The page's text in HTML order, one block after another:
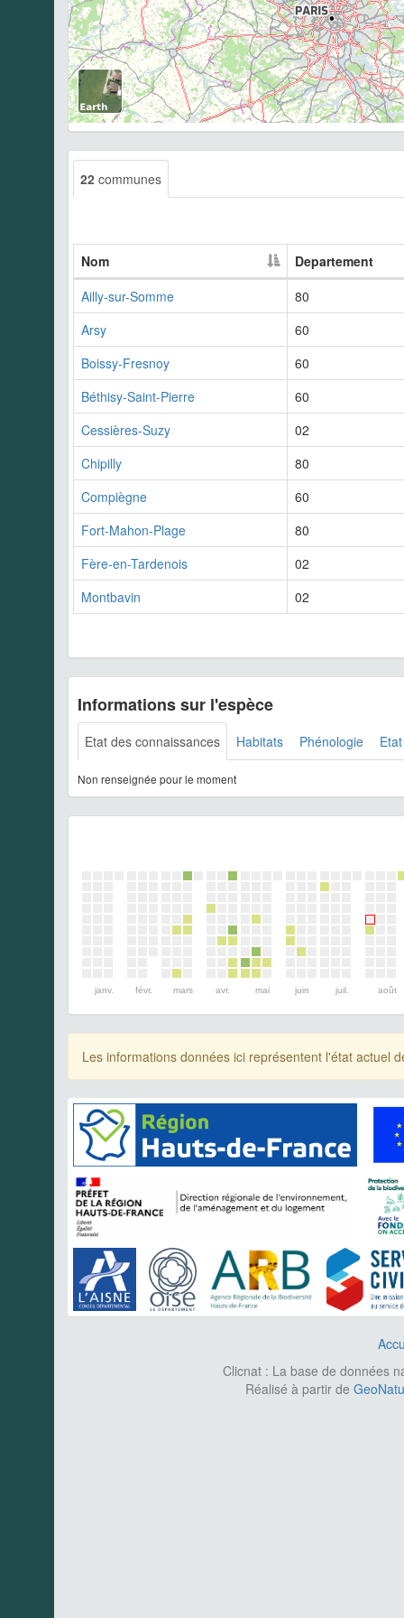
22 communes
Nom
Departement
Ailly-sur-Somme
80
Arsy
60
Boissy-Fresnoy
60
Béthisy-Saint-Pierre
60
Cessières-Suzy
02
Chipilly
80
Compiègne
60
Fort-Mahon-Plage
80
Fère-en-Tardenois
02
Montbavin
02
Informations sur l'espèce
Etat des connaissances Habitats Phénologie
Non renseignée pour le moment
janv. févr. mars avr. mai juin juil. août
Les informations données ici représentent l'état actuel
Clicnat : La base de données
Réalisé à partir de